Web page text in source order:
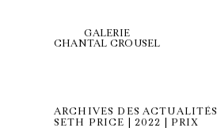
GALERIE
CHANTAL CROUSEL
ARCHIVES DES ACTUALITÉS
SETH PRICE | 2022 | PRIX